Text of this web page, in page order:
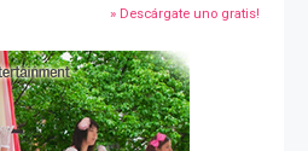
» Descárgate uno gratis!